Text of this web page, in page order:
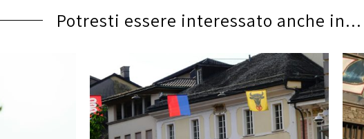
Potresti essere interessato anche in...